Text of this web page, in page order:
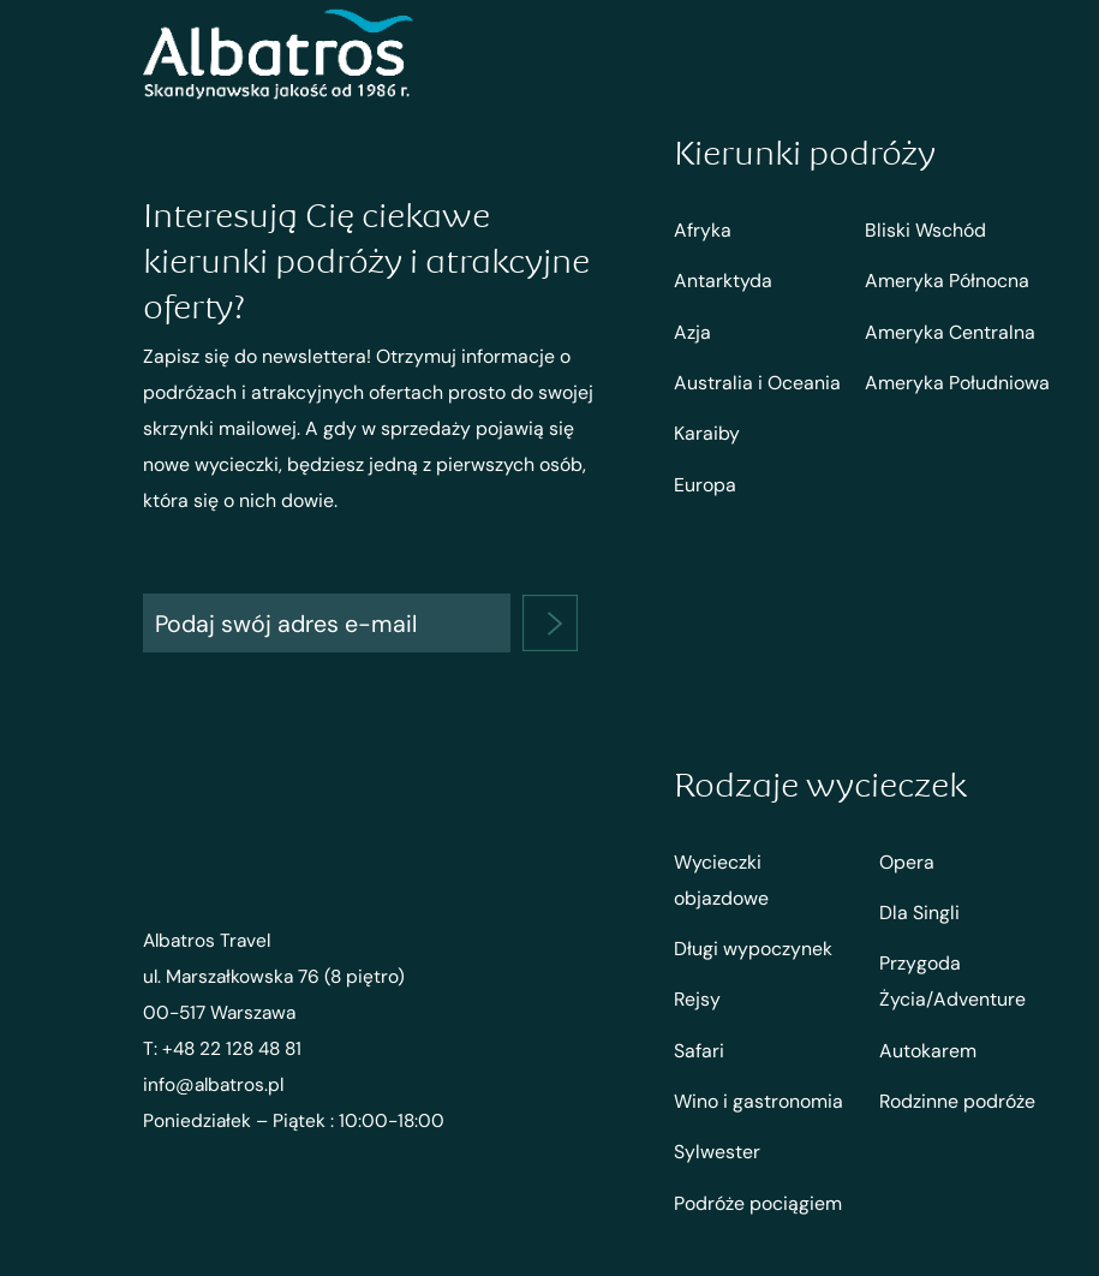
Interesują Cię ciekawe
kierunki podróży i atrakcyjne
oferty?
Zapisz się do newslettera! Otrzymuj informacje o
podróżach i atrakcyjnych ofertach prosto do swojej
skrzynki mailowej. A gdy w sprzedaży pojawią się
nowe wycieczki, będziesz jedną z pierwszych osób,
która się o nich dowie.
Kierunki podróży
Afryka
Antarktyda
Azja
Australia i Oceania
Karaiby
Europa
Bliski Wschód
Ameryka Północna
Ameryka Centralna
Ameryka Południowa
Albatros Travel
ul. Marszałkowska 76 (8 piętro)
00-517 Warszawa
T: +48 22 128 48 81
info@albatros.pl
Poniedziałek – Piątek : 10:00-18:00
Rodzaje wycieczek
Wycieczki
objazdowe
Długi wypoczynek
Rejsy
Safari
Wino i gastronomia
Sylwester
Podróże pociągiem
Opera
Dla Singli
Przygoda
Życia/Adventure
Autokarem
Rodzinne podróże